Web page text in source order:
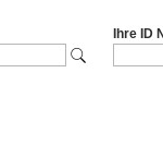
Ihre ID